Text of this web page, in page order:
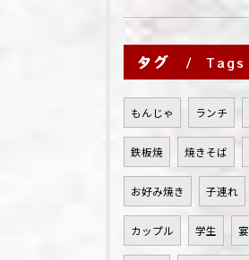
タグ Tags
もんじゃ ランチ
鉄板焼 焼きそば
お好み焼き 子連れ
カップル 学生